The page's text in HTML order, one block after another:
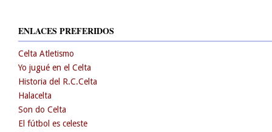
ENLACES PREFERIDOS
Celta Atletismo
Yo jugué en el Celta
Historia del R.C.Celta
Halacelta
Son do Celta
El fútbol es celeste